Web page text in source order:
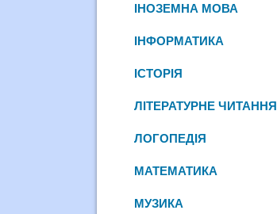
ІНОЗЕМНА МОВА
ІНФОРМАТИКА
ІСТОРІЯ
ЛІТЕРАТУРНЕ ЧИТАННЯ
ЛОГОПЕДІЯ
МАТЕМАТИКА
МУЗИКА